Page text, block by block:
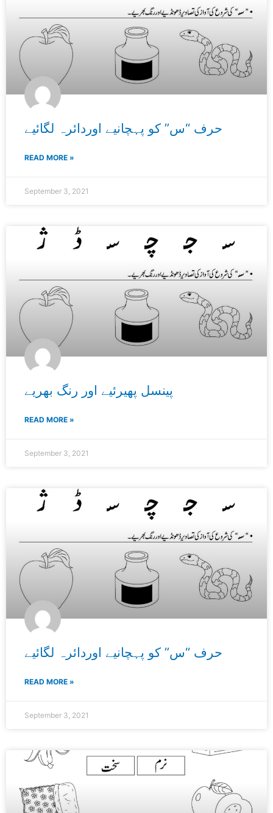
حرف “س” کو پہچانیے اوردائرہ لگائیے
READ MORE »
September 3, 2021
پینسل پھیرئیے اور رنگ بھریے
READ MORE »
September 3, 2021
حرف “س” کو پہچانیے اوردائرہ لگائیے
READ MORE »
September 3, 2021